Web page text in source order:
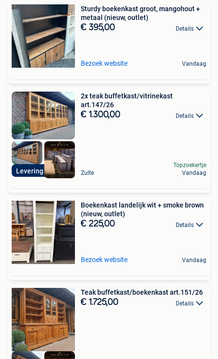
Sturdy boekenkast groot, mangohout +
metaal (nieuw, outlet)
€ 395,00 Details
Bezoek website Vandaag
Levering mogelijk
2x teak buffetkast/vitrinekast
art.147/26
€ 1.300,00 Details
Zulte
Topzoekertje
Vandaag
Boekenkast landelijk wit + smoke brown
(nieuw, outlet)
€ 225,00 Details
Bezoek website Vandaag
Teak buffetkast/boekenkast art.151/26
€ 1.725,00 Details